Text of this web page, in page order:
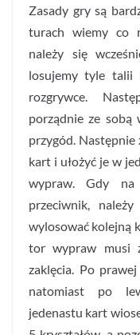
Zasady gry są
turach wiemy co
należy się
losujemy tyle talii
rozgrywce.
porządnie ze sobą
przygód.
kart i ułożyć je w
wypraw. Gdy
przeciwnik,
wylosować kolejną
tor wypraw musi
zaklęcia. Po
natomiast po
jedenastu kart